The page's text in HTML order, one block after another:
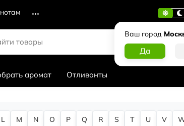
Ваш город
аромат Отливанты
L M N O P Q R S T U V